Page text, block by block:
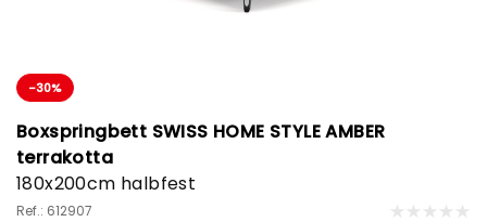
-30%
Boxspringbett SWISS HOME STYLE AMBER
terrakotta
180x200cm halbfest
Ref.: 612907